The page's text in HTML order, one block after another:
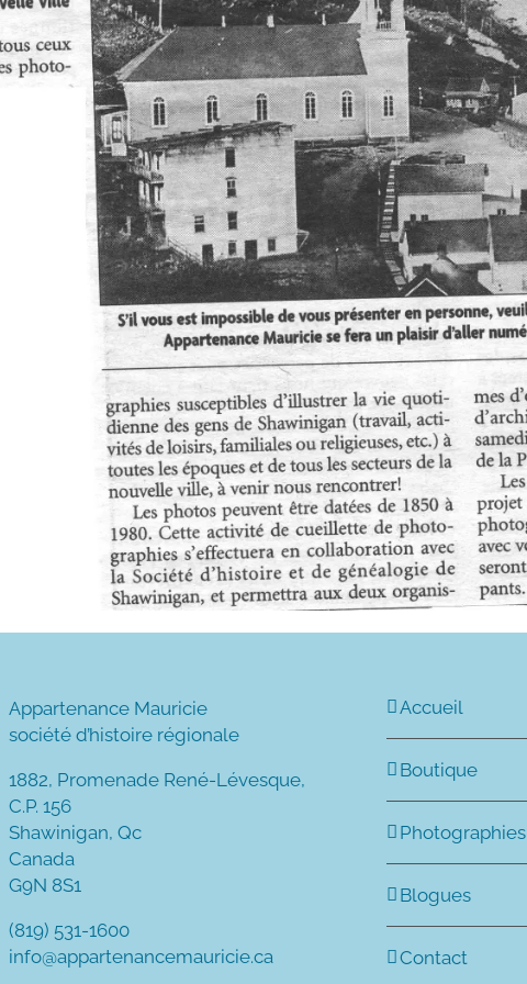
Appartenance Mauricie
société d’histoire régionale
1882, Promenade René-Lévesque,
C.P. 156
Shawinigan, Qc
Canada
G9N 8S1
(819) 531-1600
info@appartenancemauricie.ca
Accueil
Boutique
Photographies
Blogues
Contact